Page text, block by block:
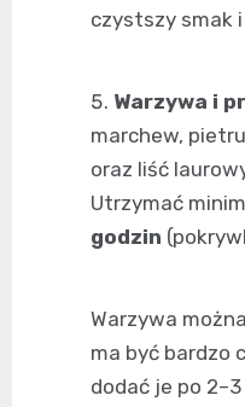
czystszy smak i
Warzywa i
marchew,
oraz liść
Utrzymać
godzin
Warzywa
ma być bardzo
dodać je po